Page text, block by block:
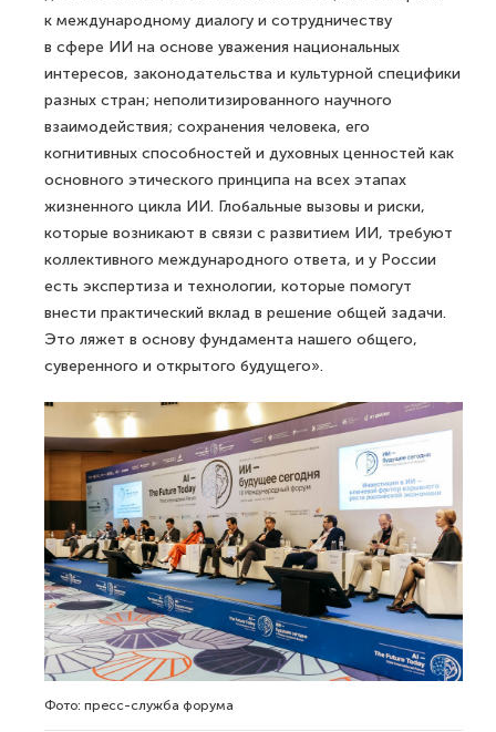
к международному диалогу и сотрудничеству
в сфере ИИ на основе уважения национальных
интересов, законодательства и культурной специфики
разных стран; неполитизированного научного
взаимодействия; сохранения человека, его
когнитивных способностей и духовных ценностей как
основного этического принципа на всех этапах
жизненного цикла ИИ. Глобальные вызовы и риски,
которые возникают в связи с развитием ИИ, требуют
коллективного международного ответа, и у России
есть экспертиза и технологии, которые помогут
внести практический вклад в решение общей задачи.
Это ляжет в основу фундамента нашего общего,
суверенного и открытого будущего».
Фото: пресс-служба форума